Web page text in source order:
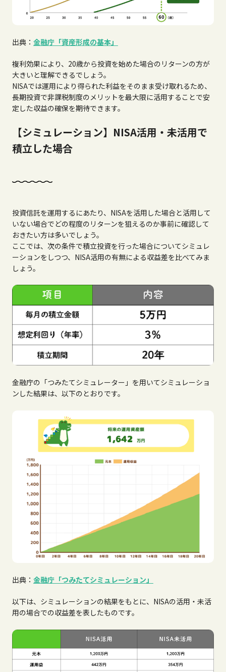
出典： 金融庁「資産形成の基本」
複利効果により、20歳から投資を始めた場合のリターンの方が
大きいと理解できるでしょう。
NISAでは運用により得られた利益をそのまま受け取れるため、
長期投資で非課税制度のメリットを最大限に活用することで安
定した収益の確保を期待できます。
【シミュレーション】NISA活用・未活用で
積立した場合
投資信託を運用するにあたり、NISAを活用した場合と活用して
いない場合でどの程度のリターンを狙えるのか事前に確認して
おきたい方は多いでしょう。
ここでは、次の条件で積立投資を行った場合についてシミュレ
ーションをしつつ、NISA活用の有無による収益差を比べてみま
しょう。
金融庁の「つみたてシミュレーター」を用いてシミュレーショ
ンした結果は、以下のとおりです。
出典： 金融庁「つみたてシミュレーション」
以下は、シミュレーションの結果をもとに、NISAの活用・未活
用の場合での収益差を表したものです。